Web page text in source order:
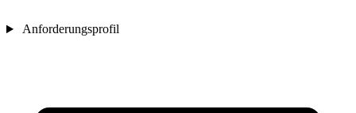
Anforderungsprofil